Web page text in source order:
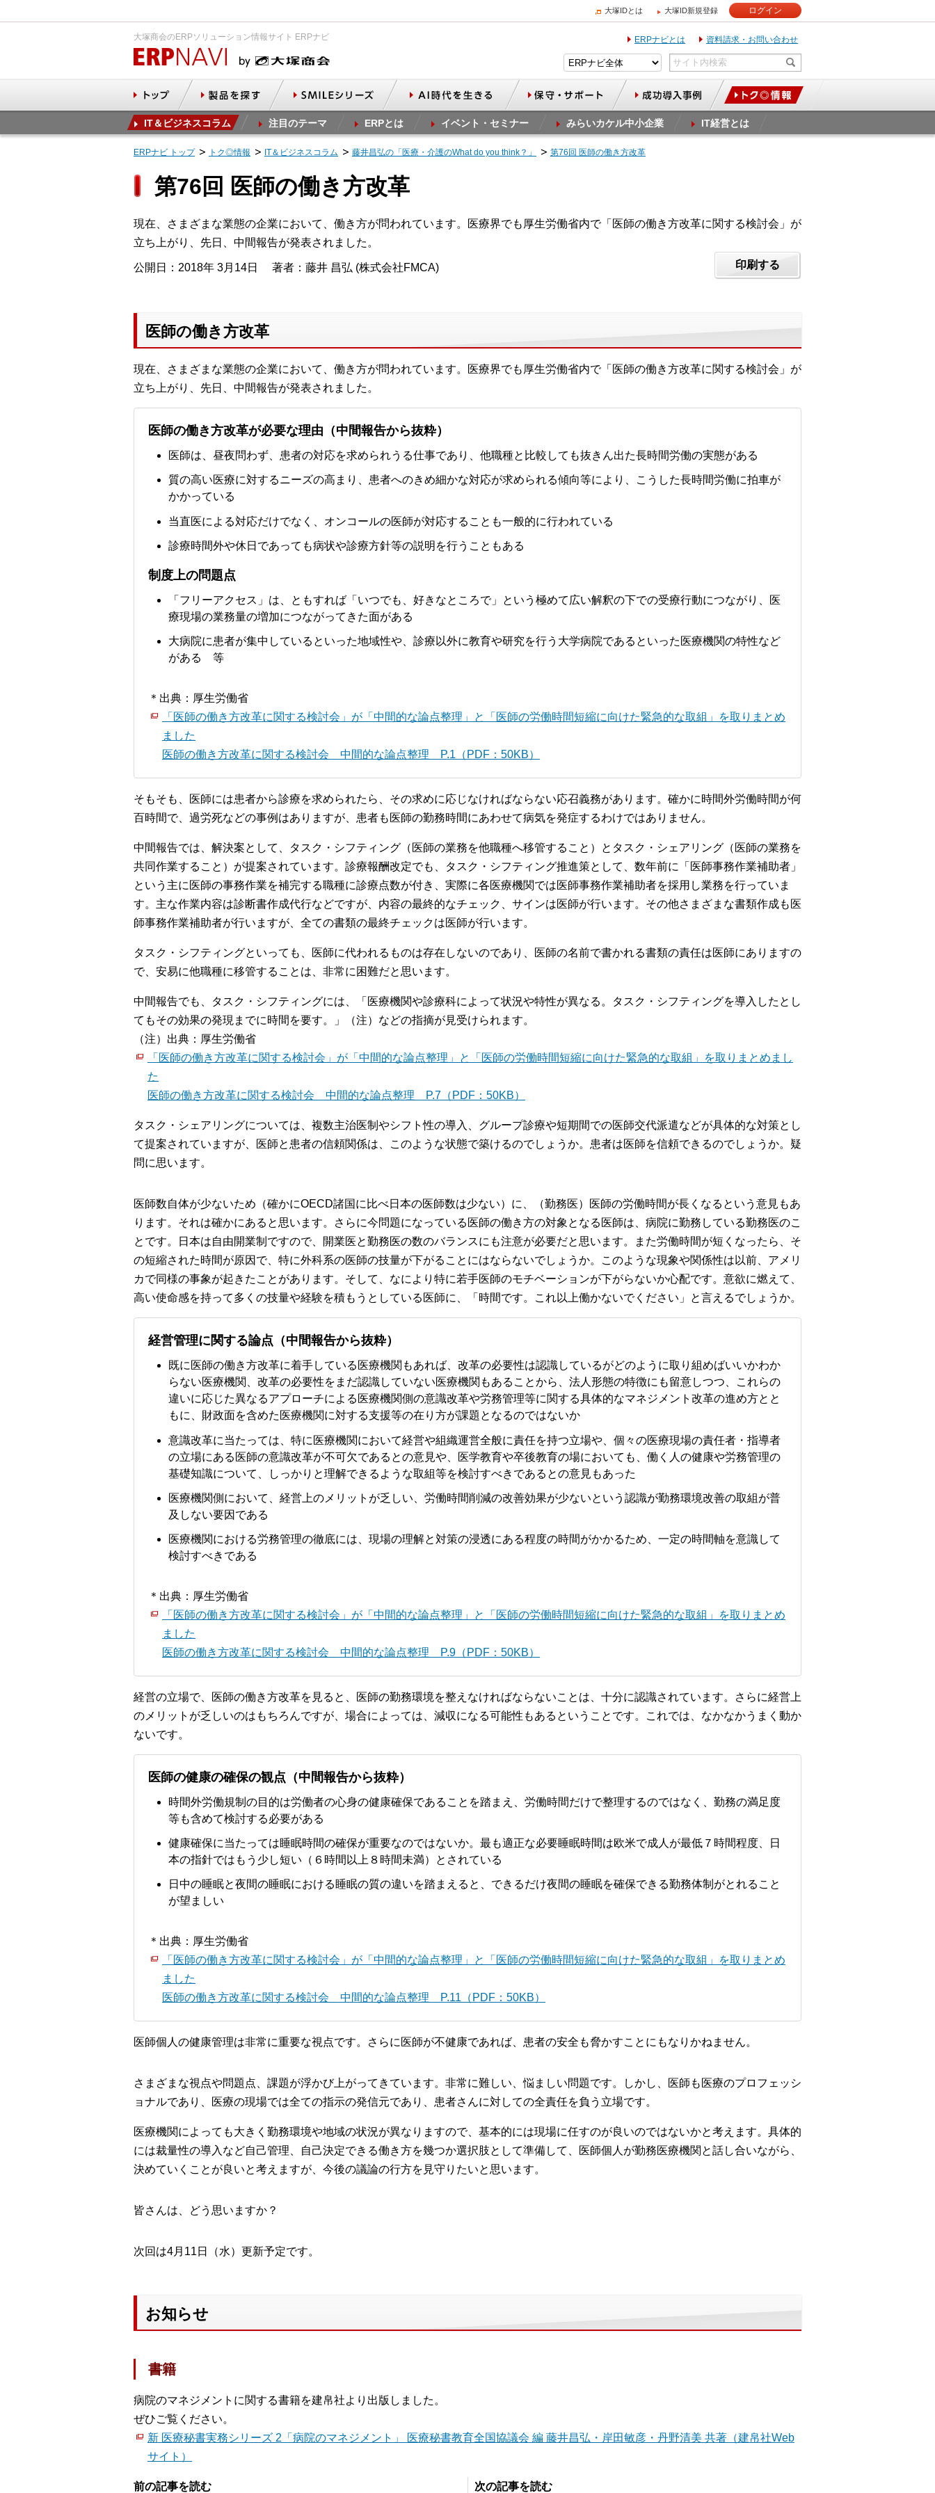
大塚IDとは 大塚ID新規登録 ログイン
大塚商会のERPソリューション情報サイト ERPナビ ERPナビとは 資料請求・お問い合わせ
IT＆ビジネスコラム 注目のテーマ ERPとは イベント・セミナー みらいカケル中小企業 IT経営とは
ERPナビ トップ トク◎情報 IT＆ビジネスコラム 藤井昌弘の「医療・介護のWhat do you think？」 第76回 医師の働き方改革
第76回 医師の働き方改革
現在、さまざまな業態の企業において、働き方が問われています。医療界でも厚生労働省内で「医師の働き方改革に関する検討会」が
立ち上がり、先日、中間報告が発表されました。
公開日：2018年 3月14日 著者：藤井 昌弘 (株式会社FMCA) 印刷する
医師の働き方改革
現在、さまざまな業態の企業において、働き方が問われています。医療界でも厚生労働省内で「医師の働き方改革に関する検討会」が
立ち上がり、先日、中間報告が発表されました。
医師の働き方改革が必要な理由（中間報告から抜粋）
医師は、昼夜問わず、患者の対応を求められうる仕事であり、他職種と比較しても抜きん出た長時間労働の実態がある
質の高い医療に対するニーズの高まり、患者へのきめ細かな対応が求められる傾向等により、こうした長時間労働に拍車が
かかっている
当直医による対応だけでなく、オンコールの医師が対応することも一般的に行われている
診療時間外や休日であっても病状や診療方針等の説明を行うこともある
制度上の問題点
「フリーアクセス」は、ともすれば「いつでも、好きなところで」という極めて広い解釈の下での受療行動につながり、医
療現場の業務量の増加につながってきた面がある
大病院に患者が集中しているといった地域性や、診療以外に教育や研究を行う大学病院であるといった医療機関の特性など
がある 等
＊出典：厚生労働省
「医師の働き方改革に関する検討会」が「中間的な論点整理」と「医師の労働時間短縮に向けた緊急的な取組」を取りまとめ
ました
医師の働き方改革に関する検討会 中間的な論点整理 P.1（PDF：50KB）
そもそも、医師には患者から診療を求められたら、その求めに応じなければならない応召義務があります。確かに時間外労働時間が何
百時間で、過労死などの事例はありますが、患者も医師の勤務時間にあわせて病気を発症するわけではありません。
中間報告では、解決案として、タスク・シフティング（医師の業務を他職種へ移管すること）とタスク・シェアリング（医師の業務を
共同作業すること）が提案されています。診療報酬改定でも、タスク・シフティング推進策として、数年前に「医師事務作業補助者」
という主に医師の事務作業を補完する職種に診療点数が付き、実際に各医療機関では医師事務作業補助者を採用し業務を行っていま
す。主な作業内容は診断書作成代行などですが、内容の最終的なチェック、サインは医師が行います。その他さまざまな書類作成も医
師事務作業補助者が行いますが、全ての書類の最終チェックは医師が行います。
タスク・シフティングといっても、医師に代われるものは存在しないのであり、医師の名前で書かれる書類の責任は医師にありますの
で、安易に他職種に移管することは、非常に困難だと思います。
中間報告でも、タスク・シフティングには、「医療機関や診療科によって状況や特性が異なる。タスク・シフティングを導入したとし
てもその効果の発現までに時間を要す。」（注）などの指摘が見受けられます。
（注）出典：厚生労働省
「医師の働き方改革に関する検討会」が「中間的な論点整理」と「医師の労働時間短縮に向けた緊急的な取組」を取りまとめまし
た
医師の働き方改革に関する検討会 中間的な論点整理 P.7（PDF：50KB）
タスク・シェアリングについては、複数主治医制やシフト性の導入、グループ診療や短期間での医師交代派遣などが具体的な対策とし
て提案されていますが、医師と患者の信頼関係は、このような状態で築けるのでしょうか。患者は医師を信頼できるのでしょうか。疑
問に思います。
医師数自体が少ないため（確かにOECD諸国に比べ日本の医師数は少ない）に、（勤務医）医師の労働時間が長くなるという意見もあ
ります。それは確かにあると思います。さらに今問題になっている医師の働き方の対象となる医師は、病院に勤務している勤務医のこ
とです。日本は自由開業制ですので、開業医と勤務医の数のバランスにも注意が必要だと思います。また労働時間が短くなったら、そ
の短縮された時間が原因で、特に外科系の医師の技量が下がることにはならないでしょうか。このような現象や関係性は以前、アメリ
カで同様の事象が起きたことがあります。そして、なにより特に若手医師のモチベーションが下がらないか心配です。意欲に燃えて、
高い使命感を持って多くの技量や経験を積もうとしている医師に、「時間です。これ以上働かないでください」と言えるでしょうか。
経営管理に関する論点（中間報告から抜粋）
既に医師の働き方改革に着手している医療機関もあれば、改革の必要性は認識しているがどのように取り組めばいいかわか
らない医療機関、改革の必要性をまだ認識していない医療機関もあることから、法人形態の特徴にも留意しつつ、これらの
違いに応じた異なるアプローチによる医療機関側の意識改革や労務管理等に関する具体的なマネジメント改革の進め方とと
もに、財政面を含めた医療機関に対する支援等の在り方が課題となるのではないか
意識改革に当たっては、特に医療機関において経営や組織運営全般に責任を持つ立場や、個々の医療現場の責任者・指導者
の立場にある医師の意識改革が不可欠であるとの意見や、医学教育や卒後教育の場においても、働く人の健康や労務管理の
基礎知識について、しっかりと理解できるような取組等を検討すべきであるとの意見もあった
医療機関側において、経営上のメリットが乏しい、労働時間削減の改善効果が少ないという認識が勤務環境改善の取組が普
及しない要因である
医療機関における労務管理の徹底には、現場の理解と対策の浸透にある程度の時間がかかるため、一定の時間軸を意識して
検討すべきである
＊出典：厚生労働省
「医師の働き方改革に関する検討会」が「中間的な論点整理」と「医師の労働時間短縮に向けた緊急的な取組」を取りまとめ
ました
医師の働き方改革に関する検討会 中間的な論点整理 P.9（PDF：50KB）
経営の立場で、医師の働き方改革を見ると、医師の勤務環境を整えなければならないことは、十分に認識されています。さらに経営上
のメリットが乏しいのはもちろんですが、場合によっては、減収になる可能性もあるということです。これでは、なかなかうまく動か
ないです。
医師の健康の確保の観点（中間報告から抜粋）
時間外労働規制の目的は労働者の心身の健康確保であることを踏まえ、労働時間だけで整理するのではなく、勤務の満足度
等も含めて検討する必要がある
健康確保に当たっては睡眠時間の確保が重要なのではないか。最も適正な必要睡眠時間は欧米で成人が最低７時間程度、日
本の指針ではもう少し短い（６時間以上８時間未満）とされている
日中の睡眠と夜間の睡眠における睡眠の質の違いを踏まえると、できるだけ夜間の睡眠を確保できる勤務体制がとれること
が望ましい
＊出典：厚生労働省
「医師の働き方改革に関する検討会」が「中間的な論点整理」と「医師の労働時間短縮に向けた緊急的な取組」を取りまとめ
ました
医師の働き方改革に関する検討会 中間的な論点整理 P.11（PDF：50KB）
医師個人の健康管理は非常に重要な視点です。さらに医師が不健康であれば、患者の安全も脅かすことにもなりかねません。
さまざまな視点や問題点、課題が浮かび上がってきています。非常に難しい、悩ましい問題です。しかし、医師も医療のプロフェッシ
ョナルであり、医療の現場では全ての指示の発信元であり、患者さんに対しての全責任を負う立場です。
医療機関によっても大きく勤務環境や地域の状況が異なりますので、基本的には現場に任すのが良いのではないかと考えます。具体的
には裁量性の導入など自己管理、自己決定できる働き方を幾つか選択肢として準備して、医師個人が勤務医療機関と話し合いながら、
決めていくことが良いと考えますが、今後の議論の行方を見守りたいと思います。
皆さんは、どう思いますか？
次回は4月11日（水）更新予定です。
お知らせ
書籍
病院のマネジメントに関する書籍を建帛社より出版しました。
ぜひご覧ください。
新 医療秘書実務シリーズ 2「病院のマネジメント」 医療秘書教育全国協議会 編 藤井昌弘・岸田敏彦・丹野清美 共著（建帛社Web
サイト）
前の記事を読む 次の記事を読む